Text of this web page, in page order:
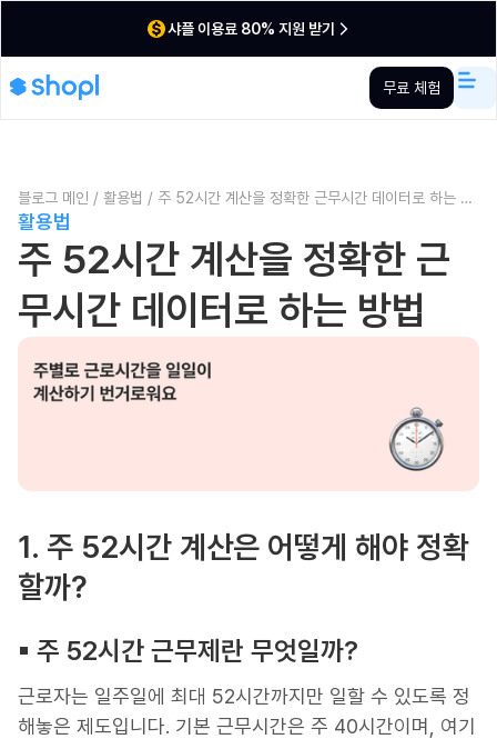
샤플 이용료 80% 지원 받기
무료 체험
블로그 메인 / 활용법 / 주 52시간 계산을 정확한 근무시간 데이터로 하는 방
활용법
주 52시간 계산을 정확한 근
무시간 데이터로 하는 방법
1. 주 52시간 계산은 어떻게 해야 정확
할까?
▪︎ 주 52시간 근무제란 무엇일까?
근로자는 일주일에 최대 52시간까지만 일할 수 있도록 정
해놓은 제도입니다. 기본 근무시간은 주 40시간이며, 여기